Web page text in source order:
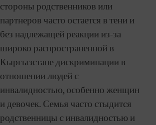
стороны родственников или
партнеров часто остается в тени и
без надлежащей реакции из-за
широко распространенной в
Кыргызстане дискриминации в
отношении людей с
инвалидностью, особенно женщин
и девочек. Семья часто стыдится
родственницы с инвалидностью и